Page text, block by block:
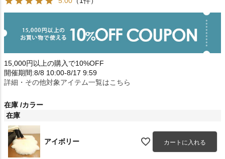
15,000円以上の購入で10%OFF
開催期間:8/8 10:00-8/17 9:59
詳細・その他対象アイテム一覧はこちら
在庫 カラー
在庫
アイボリー カートに入れる